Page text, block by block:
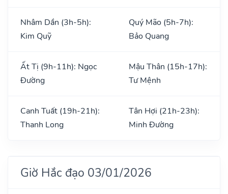
Nhâm Dần (3h-5h):
Kim Quỹ
Quý Mão (5h-7h):
Bảo Quang
Ất Tị (9h-11h): Ngọc
Đường
Mậu Thân (15h-17h):
Tư Mệnh
Canh Tuất (19h-21h):
Thanh Long
Tân Hợi (21h-23h):
Minh Đường
Giờ Hắc đạo 03/01/2026